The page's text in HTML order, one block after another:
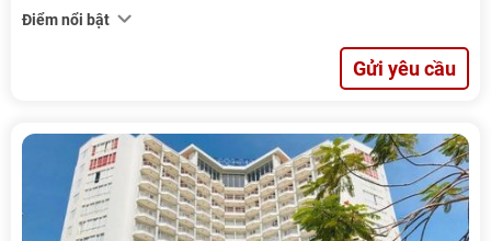
Điểm nổi bật
Gửi yêu cầu